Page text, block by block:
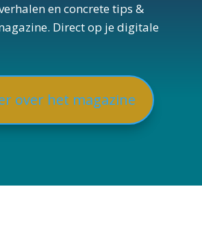
en concrete tips &
Direct op je digitale
over het magazine